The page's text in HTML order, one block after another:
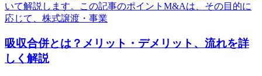
いて解説します。この記事のポイントM&Aは、その目的に
応じて、株式譲渡・事業
吸収合併とは？メリット・デメリット、流れを詳
しく解説